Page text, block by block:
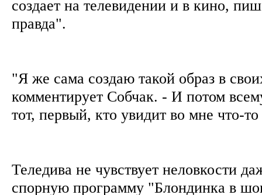
создает на телевидении и в кино,
правда".
"Я же сама создаю такой образ в
комментирует Собчак. - И потом
тот, первый, кто увидит во мне что-
Теледива не чувствует неловкости
спорную программу "Блондинка в